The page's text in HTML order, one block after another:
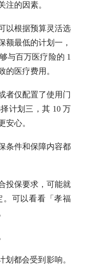
注的因素。
以根据预算灵活选
额最低的计划一，
与百万医疗险的 1
的医疗费用。
者仅配置了使用门
计划三，其 10 万
安心。
条件和保障内容都
投保要求，可能就
。可以看看「孝福
都会受到影响。